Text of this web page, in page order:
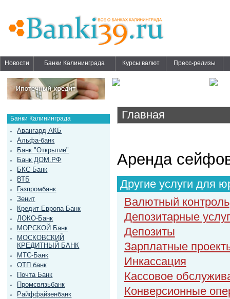
Новости Банки Калининграда Курсы валют Пресс-релизы
Банки Калининграда
Авангард АКБ
Альфа-банк
Банк "Открытие"
Банк ДОМ.РФ
БКС Банк
ВТБ
Газпромбанк
Зенит
Кредит Европа Банк
ЛОКО-Банк
МОРСКОЙ Банк
МОСКОВСКИЙ
КРЕДИТНЫЙ БАНК
МТС-Банк
ОТП банк
Почта Банк
Промсвязьбанк
Райффайзенбанк
Главная
Аренда
Другие услуги для
Валютный контроль
Депозитарные
Депозиты
Зарплатные
Инкассация
Кассовое
Конверсионные